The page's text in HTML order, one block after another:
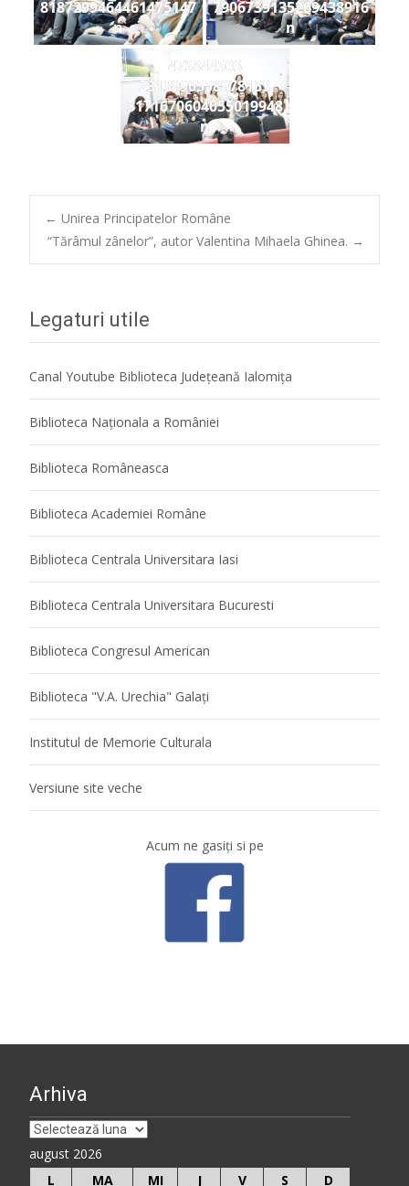
8187299464461475147
n
7906739135269438916
n
475844503
2313990558978153
3171670604055019948
n
Post
← Unirea Principatelor Române
“Tărâmul zânelor”, autor Valentina Mihaela Ghinea. →
Legaturi utile
Canal Youtube Biblioteca Județeană Ialomița
Biblioteca Naţionala a României
Biblioteca Româneasca
Biblioteca Academiei Române
Biblioteca Centrala Universitara Iasi
Biblioteca Centrala Universitara Bucuresti
Biblioteca Congresul American
Biblioteca "V.A. Urechia" Galaţi
Institutul de Memorie Culturala
Versiune site veche
Acum ne gasiţi si pe
Arhiva
Arhiva
august 2026
L
MA MI J V S
D